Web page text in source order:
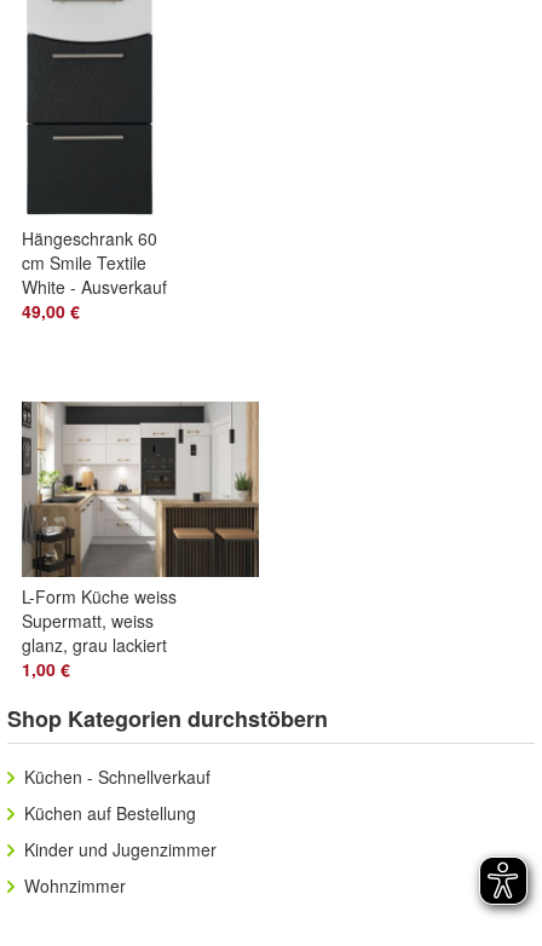
Hängeschrank 60
cm Smile Textile
White - Ausverkauf
49,00 €
L-Form Küche weiss
Supermatt, weiss
glanz, grau lackiert
1,00 €
Shop Kategorien durchstöbern
Küchen - Schnellverkauf
Küchen auf Bestellung
Kinder und Jugenzimmer
Wohnzimmer